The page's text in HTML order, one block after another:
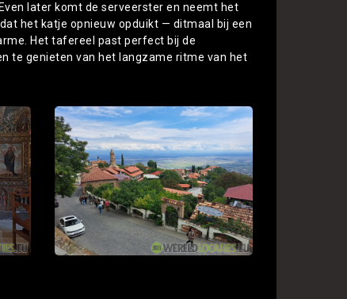
later komt de serveerster en neemt het
het katje opnieuw opduikt — ditmaal bij een
Het tafereel past perfect bij de
te genieten van het langzame ritme van het